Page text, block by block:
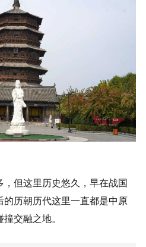
但这里历史悠久，早在战国
的历朝历代这里一直都是中原
交融之地。